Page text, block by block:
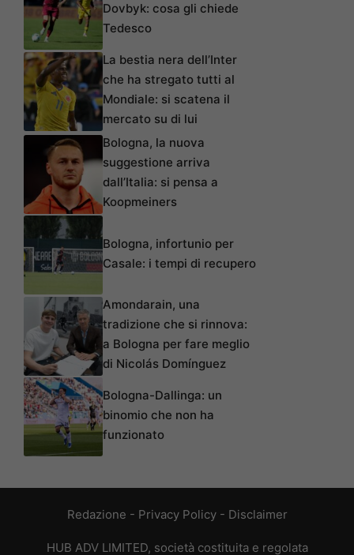
Dovbyk: cosa gli chiede
Tedesco
La bestia nera dell’Inter
che ha stregato tutti al
Mondiale: si scatena il
mercato su di lui
Bologna, la nuova
suggestione arriva
dall’Italia: si pensa a
Koopmeiners
Bologna, infortunio per
Casale: i tempi di recupero
Amondarain, una
tradizione che si rinnova:
a Bologna per fare meglio
di Nicolás Domínguez
Bologna-Dallinga: un
binomio che non ha
funzionato
Redazione - Privacy Policy- Disclaimer
HUB ADV LIMITED, società costituita e regolata